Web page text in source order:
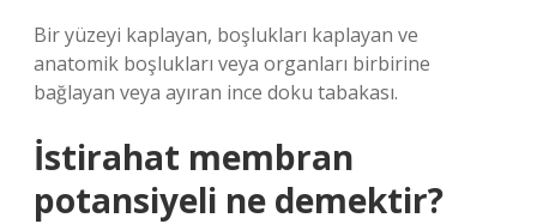
Bir yüzeyi kaplayan, boşlukları kaplayan ve
anatomik boşlukları veya organları birbirine
bağlayan veya ayıran ince doku tabakası.
İstirahat membran
potansiyeli ne demektir?